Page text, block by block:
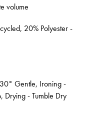
volume
20% Polyester -
Gentle, Ironing -
Drying - Tumble Dry